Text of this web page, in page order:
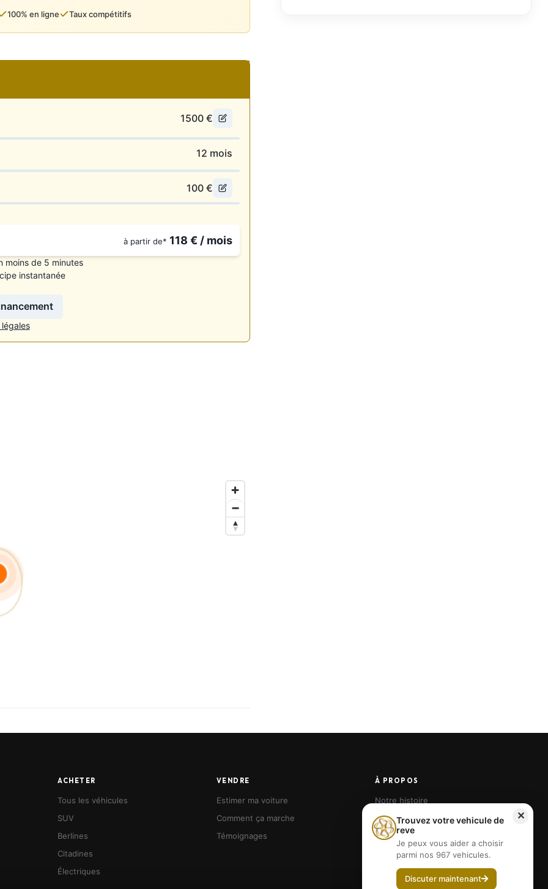
qui combine l’efficacité du digital et le support
100% en ligne Taux compétitifs
1500 €
12 mois
100 €
à partir de* 118 € / mois
moins de 5 minutes
instantanée
ACHETER
Tous les véhicules
SUV
Berlines
Citadines
Électriques
VENDRE
Estimer ma voiture
Comment ça marche
Témoignages
À PROPOS
Notre histoire
Nos agences
Devenir franchisé
✕
Trouvez votre vehicule de
reve
Je peux vous aider a choisir
parmi nos 967 vehicules.
Discuter maintenant